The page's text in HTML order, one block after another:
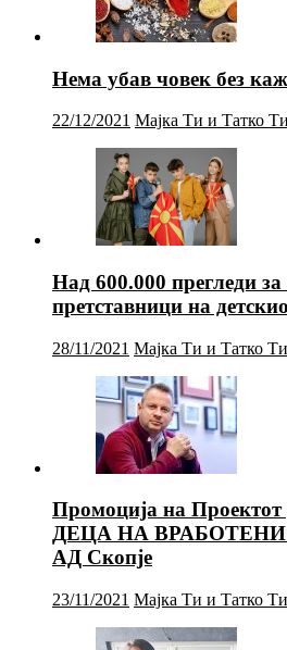
Нема убав човек без
22/12/2021 Мајка Ти и Татко Ти
Над 600.000 прегледи
претставници на
28/11/2021 Мајка Ти и Татко Ти
Промоција на
ДЕЦА НА ВРАБОТЕНИ“
АД Скопје
23/11/2021 Мајка Ти и Татко Ти